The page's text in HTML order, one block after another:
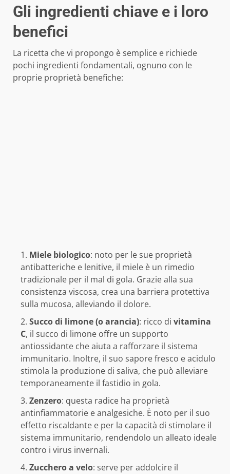
Gli ingredienti chiave e i loro
benefici
La ricetta che vi propongo è semplice e richiede
pochi ingredienti fondamentali, ognuno con le
proprie proprietà benefiche:
Miele biologico: noto per le sue proprietà
antibatteriche e lenitive, il miele è un rimedio
tradizionale per il mal di gola. Grazie alla sua
consistenza viscosa, crea una barriera protettiva
sulla mucosa, alleviando il dolore.
Succo di limone (o arancia): ricco di vitamina
C, il succo di limone offre un supporto
antiossidante che aiuta a rafforzare il sistema
immunitario. Inoltre, il suo sapore fresco e acidulo
stimola la produzione di saliva, che può alleviare
temporaneamente il fastidio in gola.
Zenzero: questa radice ha proprietà
antinfiammatorie e analgesiche. È noto per il suo
effetto riscaldante e per la capacità di stimolare il
sistema immunitario, rendendolo un alleato ideale
contro i virus invernali.
Zucchero a velo: serve per addolcire il